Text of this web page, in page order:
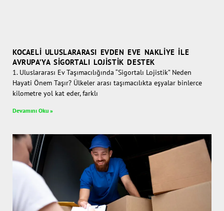
KOCAELI ULUSLARARASI EVDEN EVE NAKLIYE İLE
AVRUPA’YA SIGORTALI LOJISTIK DESTEK
1. Uluslararası Ev Taşımacılığında “Sigortalı Lojistik” Neden
Hayati Önem Taşır? Ülkeler arası taşımacılıkta eşyalar binlerce
kilometre yol kat eder, farklı
Devamını Oku »